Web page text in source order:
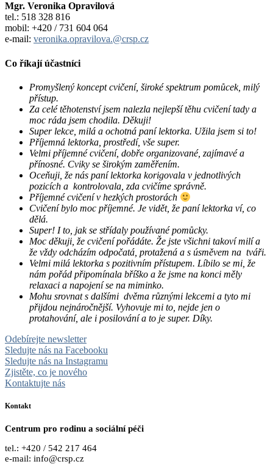
Mgr. Veronika Opravilová
tel.: 518 328 816
mobil: +420 / 731 604 064
e-mail: veronika.opravilova.@crsp.cz
Co říkají účastníci
Promyšlený koncept cvičení, široké spektrum pomůcek, milý
přístup.
Za celé těhotenství jsem nalezla nejlepší těhu cvičení tady a
moc ráda jsem chodila. Děkuji!
Super lekce, milá a ochotná paní lektorka. Užila jsem si to!
Příjemná lektorka, prostředí, vše super.
Velmi příjemné cvičení, dobře organizované, zajímavé a
přínosné. Cviky se širokým zaměřením.
Oceňuji, že nás paní lektorka korigovala v jednotlivých
pozicích a kontrolovala, zda cvičíme správně.
Příjemné cvičení v hezkých prostorách
Cvičení bylo moc příjemné. Je vidět, že paní lektorka ví, co
dělá.
Super! I to, jak se střídaly používané pomůcky.
Moc děkuji, že cvičení pořádáte. Že jste všichni takoví milí a
že vždy odcházím odpočatá, protažená a s úsměvem na tváři.
Velmi milá lektorka s pozitivním přístupem. Líbilo se mi, že
nám pořád připomínala bříško a že jsme na konci měly
relaxaci a napojení se na miminko.
Mohu srovnat s dalšími dvěma různými lekcemi a tyto mi
přijdou nejnáročnější. Vyhovuje mi to, nejde jen o
protahování, ale i posilování a to je super. Díky.
Odebírejte newsletter
Sledujte nás na Facebooku
Sledujte nás na Instagramu
Zjistěte, co je nového
Kontaktujte nás
Kontakt
Centrum pro rodinu a sociální péči
tel.: +420 / 542 217 464
e-mail: info@crsp.cz